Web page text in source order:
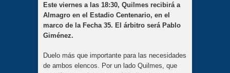
Este viernes a las 18:30, Quilmes recibirá a
Almagro en el Estadio Centenario, en el
marco de la Fecha 35. El árbitro será Pablo
Giménez.
Duelo más que importante para las necesidades
de ambos elencos. Por un lado Quilmes, que